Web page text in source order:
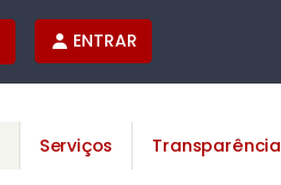
ENTRAR
Serviços Transparência